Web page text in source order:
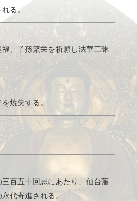
る。
、子孫繁栄を祈願し法華三昧
焼失する。
百五十回忌にあたり、仙台藩
代寄進される。